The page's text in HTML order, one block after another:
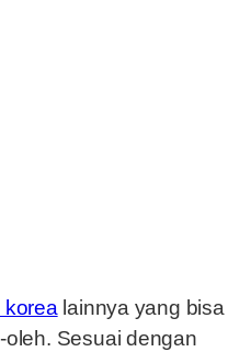
korea lainnya yang bisa
Sesuai dengan